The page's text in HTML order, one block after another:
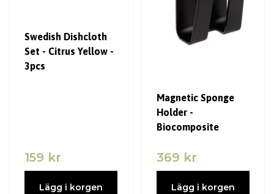
Swedish Dishcloth
Set - Citrus Yellow -
3pcs
159 kr
Lägg i korgen
Magnetic Sponge
Holder -
Biocomposite
369 kr
Lägg i korgen